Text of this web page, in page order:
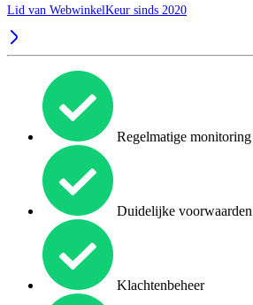
Lid van WebwinkelKeur sinds 2020
Regelmatige monitoring
Duidelijke voorwaarden
Klachtenbeheer